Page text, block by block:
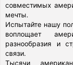
совместимых
мечты.
Испытайте нашу
воплощает
разнообразия и
связи.
Тысячи